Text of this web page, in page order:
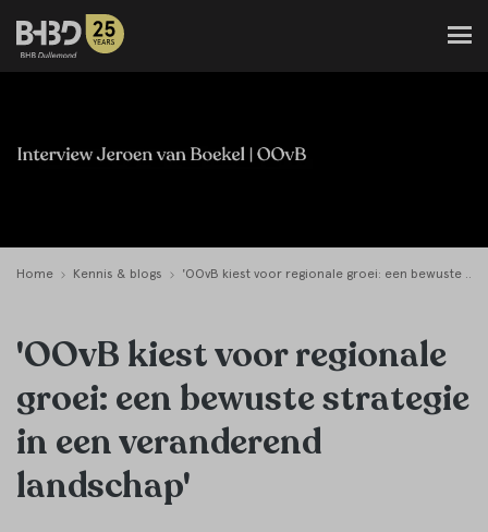
Home Kennis & blogs 'OOvB kiest voor regionale groei: een bewuste strategie in een veranderend landschap'
'OOvB kiest voor regionale
groei: een bewuste strategie
in een veranderend
landschap'